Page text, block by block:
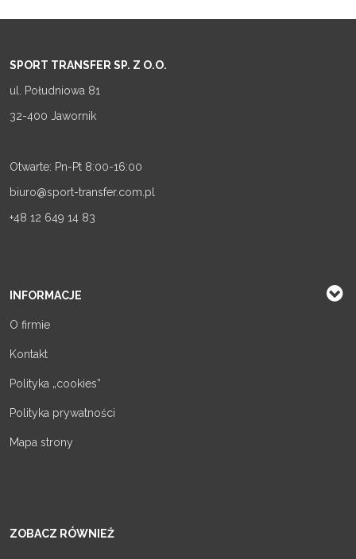
SPORT TRANSFER SP. Z O.O.
ul. Południowa 81
32-400 Jawornik
Otwarte: Pn-Pt 8:00-16:00
biuro@sport-transfer.com.pl
+48 12 649 14 83
INFORMACJE
O firmie
Kontakt
Polityka „cookies”
Polityka prywatności
Mapa strony
ZOBACZ RÓWNIEŻ